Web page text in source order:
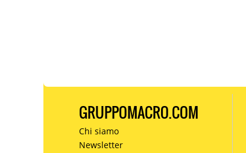
GRUPPOMACRO.COM
Chi siamo
Newsletter